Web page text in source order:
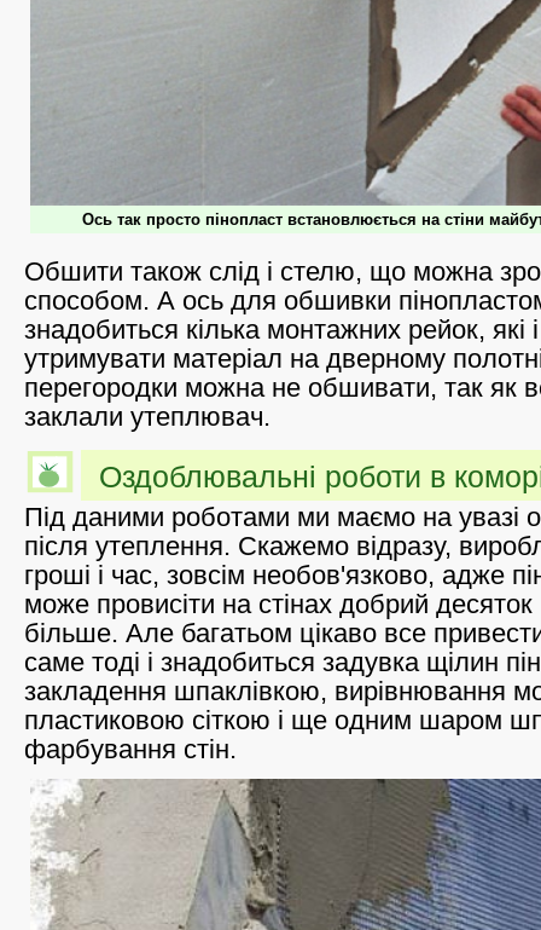
Ось так просто пінопласт встановлюється на стіни
Обшити також слід і стелю, що можна
способом. А ось для обшивки
знадобиться кілька монтажних рейок, які
утримувати матеріал на дверному
перегородки можна не обшивати, так як
заклали утеплювач.
Оздоблювальні роботи в
Під даними роботами ми маємо на увазі
після утеплення. Скажемо відразу,
гроші і час, зовсім необов'язково, адже
може провисіти на стінах добрий десяток
більше. Але багатьом цікаво все
саме тоді і знадобиться задувка щілин
закладення шпаклівкою, вирівнювання
пластиковою сіткою і ще одним шаром
фарбування стін.